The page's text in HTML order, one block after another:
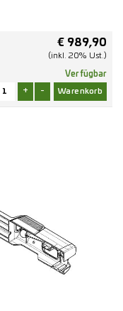
€ 989,90
(inkl. 20% Ust.)
Verfügbar
+ -